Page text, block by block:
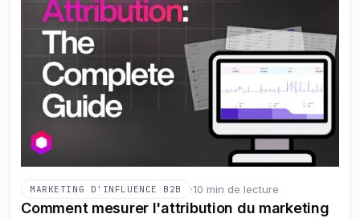
MARKETING D'INFLUENCE B2B ·10 min de lecture
Comment mesurer l'attribution du marketing